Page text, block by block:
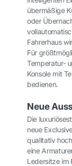
übermäßige
oder
Fahrerhaus
Für
Temperatur-
Konsole mit
bedienen.
Neue
Die
neue
qualitativ
eine
Ledersitze im